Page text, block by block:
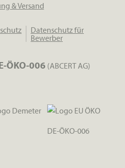
& Versand
Datenschutz für
Bewerber
ÖKO-006 (ABCERT AG)
DE-ÖKO-006